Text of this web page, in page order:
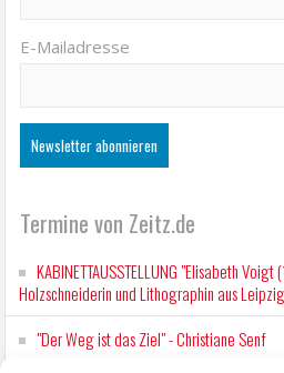
Vorname
Nachname
E-Mailadresse